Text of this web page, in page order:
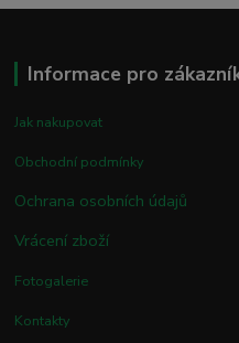
Informace pro
Jak nakupovat
Obchodní podmínky
Ochrana osobních údajů
Vrácení zboží
Fotogalerie
Kontakty